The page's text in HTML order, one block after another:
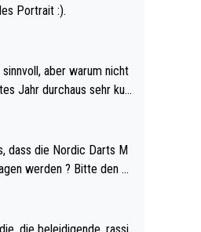
Portrait :).
aber warum nicht
Qualifikation des Weltm
war bei Archie Self l
Weltmeister d
werden ? Bitte den A